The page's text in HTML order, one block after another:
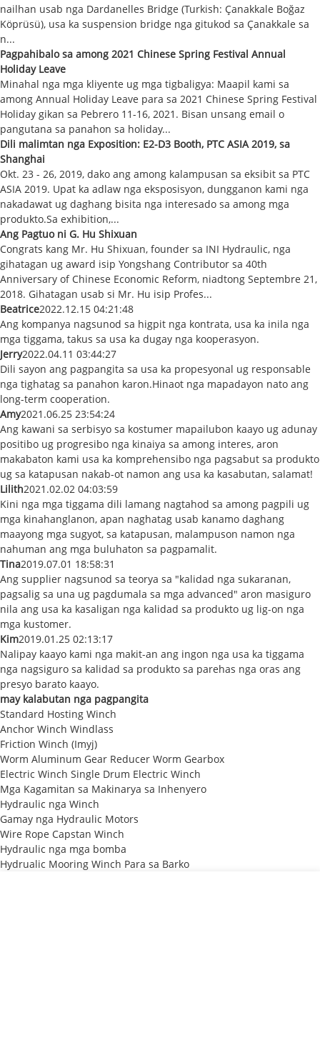
nailhan usab nga Dardanelles Bridge (Turkish: Çanakkale Boğaz
Köprüsü), usa ka suspension bridge nga gitukod sa Çanakkale sa
n...
Pagpahibalo sa among 2021 Chinese Spring Festival Annual
Holiday Leave
Minahal nga mga kliyente ug mga tigbaligya: Maapil kami sa
among Annual Holiday Leave para sa 2021 Chinese Spring Festival
Holiday gikan sa Pebrero 11-16, 2021. Bisan unsang email o
pangutana sa panahon sa holiday...
Dili malimtan nga Exposition: E2-D3 Booth, PTC ASIA 2019, sa
Shanghai
Okt. 23 - 26, 2019, dako ang among kalampusan sa eksibit sa PTC
ASIA 2019. Upat ka adlaw nga eksposisyon, dungganon kami nga
nakadawat ug daghang bisita nga interesado sa among mga
produkto.Sa exhibition,...
Ang Pagtuo ni G. Hu Shixuan
Congrats kang Mr. Hu Shixuan, founder sa INI Hydraulic, nga
gihatagan ug award isip Yongshang Contributor sa 40th
Anniversary of Chinese Economic Reform, niadtong Septembre 21,
2018. Gihatagan usab si Mr. Hu isip Profes...
Beatrice2022.12.15 04:21:48
Ang kompanya nagsunod sa higpit nga kontrata, usa ka inila nga
mga tiggama, takus sa usa ka dugay nga kooperasyon.
Jerry2022.04.11 03:44:27
Dili sayon ​​​​ang pagpangita sa usa ka propesyonal ug responsable
nga tighatag sa panahon karon.Hinaot nga mapadayon nato ang
long-term cooperation.
Amy2021.06.25 23:54:24
Ang kawani sa serbisyo sa kostumer mapailubon kaayo ug adunay
positibo ug progresibo nga kinaiya sa among interes, aron
makabaton kami usa ka komprehensibo nga pagsabut sa produkto
ug sa katapusan nakab-ot namon ang usa ka kasabutan, salamat!
Lilith2021.02.02 04:03:59
Kini nga mga tiggama dili lamang nagtahod sa among pagpili ug
mga kinahanglanon, apan naghatag usab kanamo daghang
maayong mga sugyot, sa katapusan, malampuson namon nga
nahuman ang mga buluhaton sa pagpamalit.
Tina2019.07.01 18:58:31
Ang supplier nagsunod sa teorya sa "kalidad nga sukaranan,
pagsalig sa una ug pagdumala sa mga advanced" aron masiguro
nila ang usa ka kasaligan nga kalidad sa produkto ug lig-on nga
mga kustomer.
Kim2019.01.25 02:13:17
Nalipay kaayo kami nga makit-an ang ingon nga usa ka tiggama
nga nagsiguro sa kalidad sa produkto sa parehas nga oras ang
presyo barato kaayo.
may kalabutan nga pagpangita
Standard Hosting Winch
Anchor Winch Windlass
Friction Winch (Imyj)
Worm Aluminum Gear Reducer Worm Gearbox
Electric Winch Single Drum Electric Winch
Mga Kagamitan sa Makinarya sa Inhenyero
Hydraulic nga Winch
Gamay nga Hydraulic Motors
Wire Rope Capstan Winch
Hydraulic nga mga bomba
Hydrualic Mooring Winch Para sa Barko